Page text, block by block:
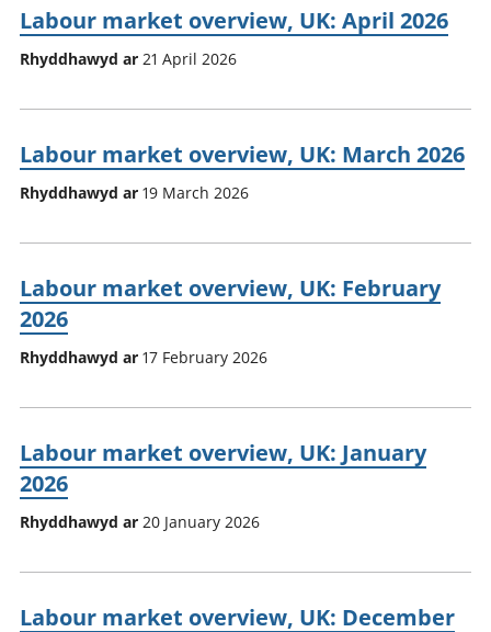
Labour market overview, UK: April 2026
Rhyddhawyd ar 21 April 2026
Labour market overview, UK: March 2026
Rhyddhawyd ar 19 March 2026
Labour market overview, UK: February
2026
Rhyddhawyd ar 17 February 2026
Labour market overview, UK: January
2026
Rhyddhawyd ar 20 January 2026
Labour market overview, UK: December